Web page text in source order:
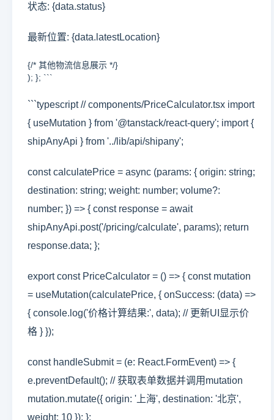
状态: {data.status}
最新位置: {data.latestLocation}
{/* 其他物流信息展示 */}
); }; ```
```typescript // components/PriceCalculator.tsx import
{ useMutation } from '@tanstack/react-query'; import {
shipAnyApi } from '../lib/api/shipany';
const calculatePrice = async (params: { origin: string;
destination: string; weight: number; volume?:
number; }) => { const response = await
shipAnyApi.post('/pricing/calculate', params); return
response.data; };
export const PriceCalculator = () => { const mutation
= useMutation(calculatePrice, { onSuccess: (data) =>
{ console.log('价格计算结果:', data); // 更新UI显示价
格 } });
const handleSubmit = (e: React.FormEvent) => {
e.preventDefault(); // 获取表单数据并调用mutation
mutation.mutate({ origin: '上海', destination: '北京',
weight: 10 }); };